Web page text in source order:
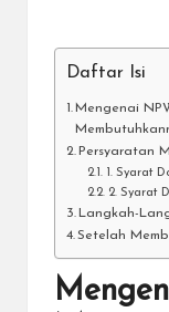
Daftar Isi
Mengenai
Persyaratan
1. Syarat
2. Syarat
Langkah-
Setelah